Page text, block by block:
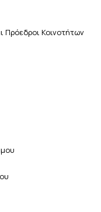
Πρόεδροι Κοινοτήτων